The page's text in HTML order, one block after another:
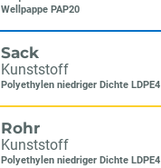
Wellpappe PAP20
Sack
Kunststoff
Polyethylen niedriger Dichte LDPE4
Rohr
Kunststoff
Polyethylen niedriger Dichte LDPE4